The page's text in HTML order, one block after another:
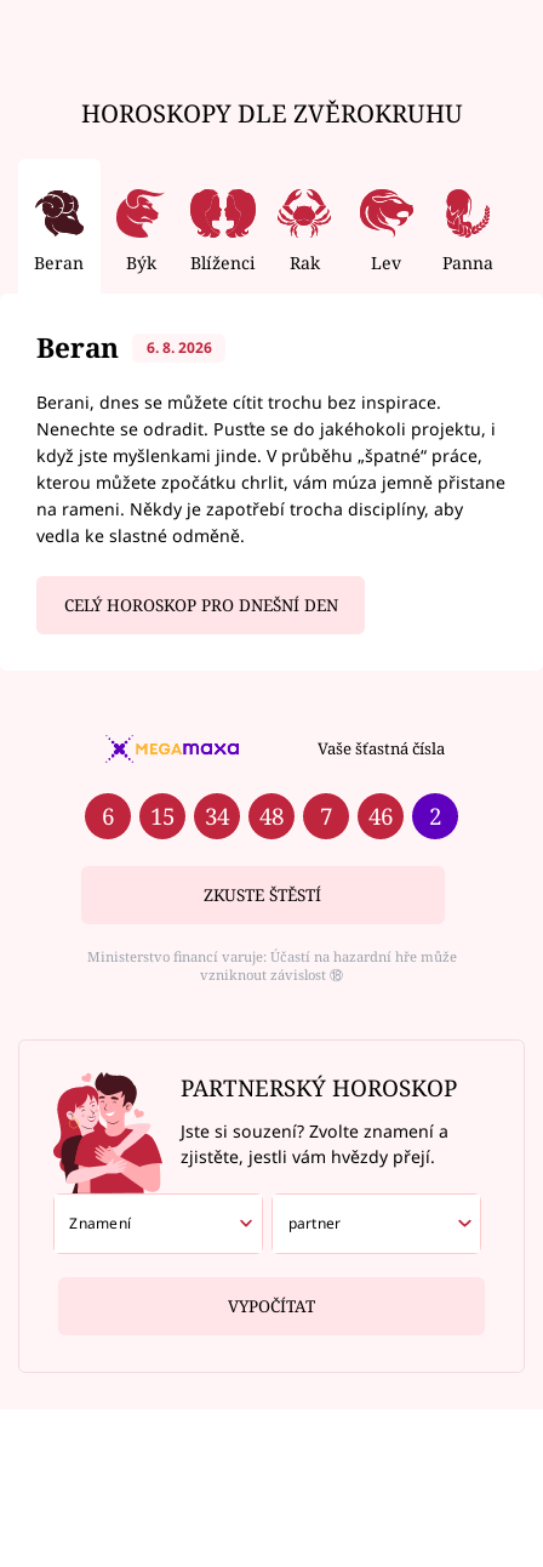
HOROSKOPY DLE ZVĚROKRUHU
Beran Býk Blíženci Rak Lev Panna
Beran 6. 8. 2026
Berani, dnes se můžete cítit trochu bez inspirace.
Nenechte se odradit. Pusťte se do jakéhokoli projektu, i
když jste myšlenkami jinde. V průběhu „špatné“ práce,
kterou můžete zpočátku chrlit, vám múza jemně přistane
na rameni. Někdy je zapotřebí trocha disciplíny, aby
vedla ke slastné odměně.
CELÝ HOROSKOP PRO DNEŠNÍ DEN
Vaše šťastná čísla
6 15 34 48 7 46 2
ZKUSTE ŠTĚSTÍ
Ministerstvo financí varuje: Účastí na hazardní hře může
vzniknout závislost ⑱
PARTNERSKÝ HOROSKOP
Jste si souzení? Zvolte znamení a
zjistěte, jestli vám hvězdy přejí.
VYPOČÍTAT